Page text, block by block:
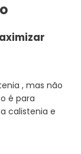
, mas não
é para
calistenia e